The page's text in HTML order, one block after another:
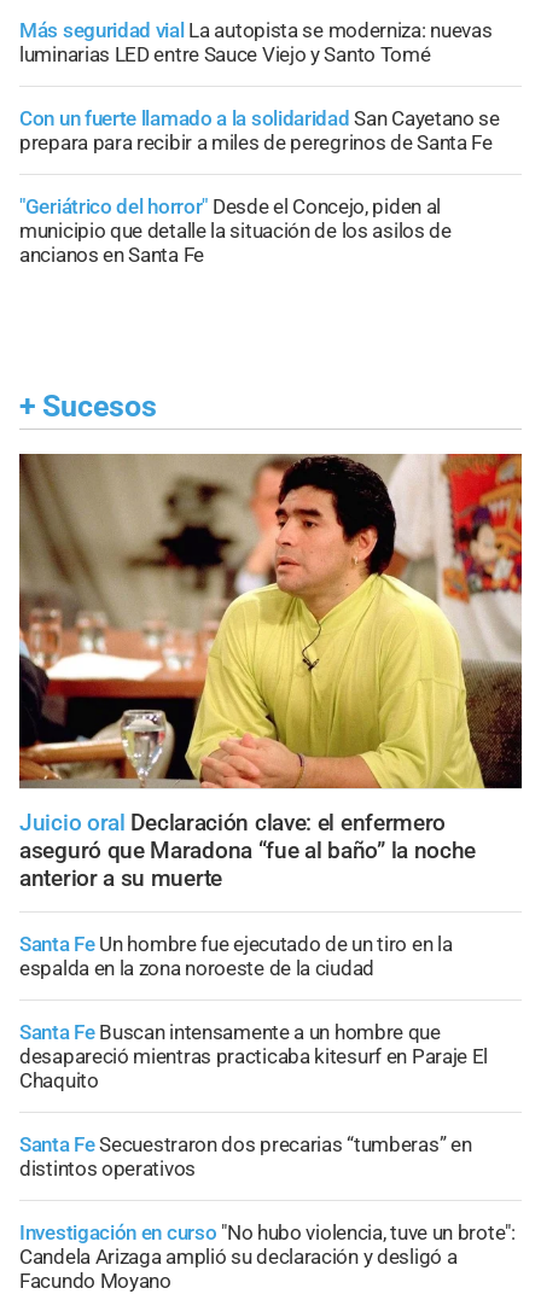
Más seguridad vial La autopista se moderniza: nuevas
luminarias LED entre Sauce Viejo y Santo Tomé
Con un fuerte llamado a la solidaridad San Cayetano se
prepara para recibir a miles de peregrinos de Santa Fe
"Geriátrico del horror" Desde el Concejo, piden al
municipio que detalle la situación de los asilos de
ancianos en Santa Fe
+ Sucesos
Juicio oral Declaración clave: el enfermero
aseguró que Maradona “fue al baño” la noche
anterior a su muerte
Santa Fe Un hombre fue ejecutado de un tiro en la
espalda en la zona noroeste de la ciudad
Santa Fe Buscan intensamente a un hombre que
desapareció mientras practicaba kitesurf en Paraje El
Chaquito
Santa FeSecuestraron dos precarias “tumberas” en
distintos operativos
Investigación en curso "No hubo violencia, tuve un brote":
Candela Arizaga amplió su declaración y desligó a
Facundo Moyano